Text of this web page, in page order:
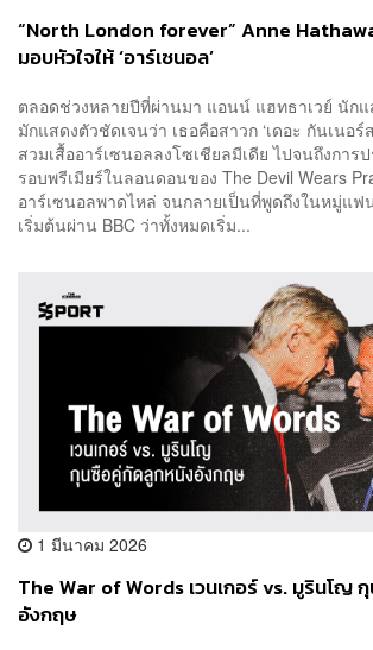
“North London forever” Anne
มอบหัวใจให้ ‘อาร์เซนอล’
ตลอดช่วงหลายปีที่ผ่านมา แอนน์ แฮทธาเวย์ นัก
มักแสดงตัวชัดเจนว่า เธอคือสาวก ‘เดอะ กันเนอร์
สวมเสื้ออาร์เซนอลลงโซเชียลมีเดีย ไปจนถึงการ
รอบพรีเมียร์ในลอนดอนของ The Devil Wears
อาร์เซนอลพาดไหล่ จนกลายเป็นที่พูดถึงในหมู่แฟ
เริ่มต้นผ่าน BBC ว่าทั้งหมดเริ่ม...
1 มีนาคม 2026
The War of Words เวนเกอร์ vs. มูรินโญ
อังกฤษ